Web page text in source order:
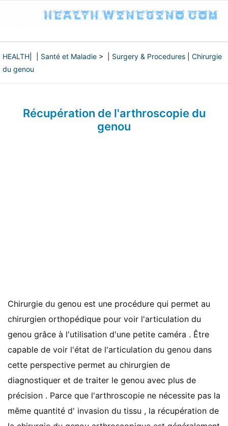
HEALTH Santé et Maladie > | Surgery & Procedures
Chirurgie
du genou
Récupération de l'arthroscopie du
genou
Chirurgie du genou est une procédure qui permet au
chirurgien orthopédique pour voir l'articulation du
genou grâce à l'utilisation d'une petite caméra . Être
capable de voir l'état de l'articulation du genou dans
cette perspective permet au chirurgien de
diagnostiquer et de traiter le genou avec plus de
précision . Parce que l'arthroscopie ne nécessite pas la
même quantité d' invasion du tissu , la récupération de